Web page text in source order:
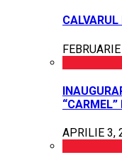
APRILIE 3,